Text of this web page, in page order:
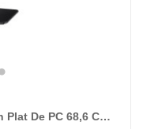
Plat De PC 68,6 Cm